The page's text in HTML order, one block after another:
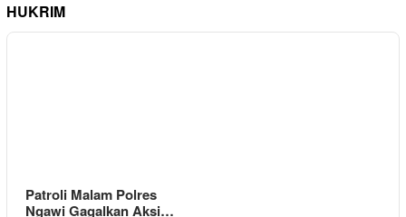
HUKRIM
Patroli Malam Polres
Ngawi Gagalkan Aksi…